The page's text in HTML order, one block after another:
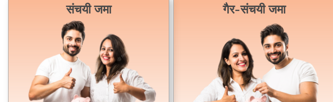
संचयी जमा गैर-संचयी जमा